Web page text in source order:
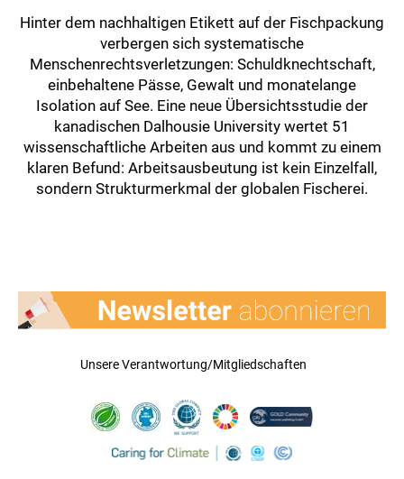
Hinter dem nachhaltigen Etikett auf der Fischpackung
verbergen sich systematische
Menschenrechtsverletzungen: Schuldknechtschaft,
einbehaltene Pässe, Gewalt und monatelange
Isolation auf See. Eine neue Übersichtsstudie der
kanadischen Dalhousie University wertet 51
wissenschaftliche Arbeiten aus und kommt zu einem
klaren Befund: Arbeitsausbeutung ist kein Einzelfall,
sondern Strukturmerkmal der globalen Fischerei.
Unsere Verantwortung/Mitgliedschaften